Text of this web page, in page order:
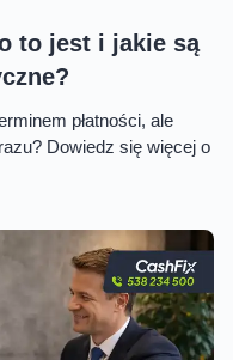
to jest i jakie są
płatności, ale
Dowiedz się więcej o